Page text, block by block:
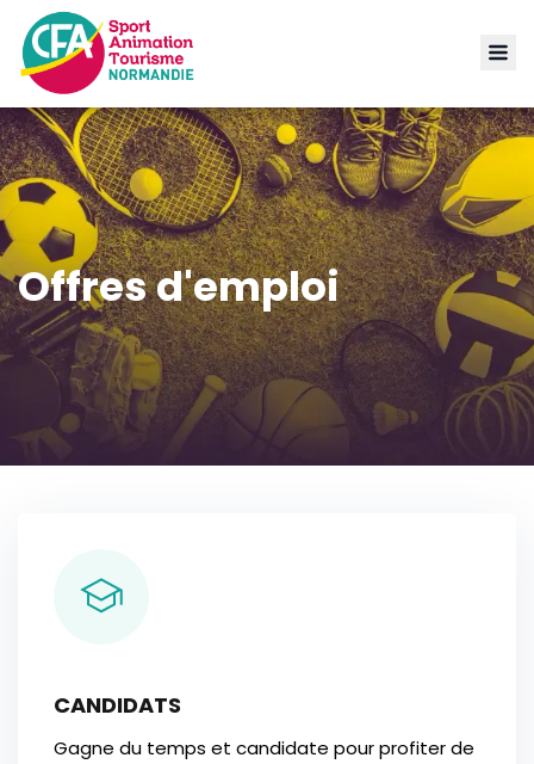
Offres d'emploi
CANDIDATS
Gagne du temps et candidate pour profiter de